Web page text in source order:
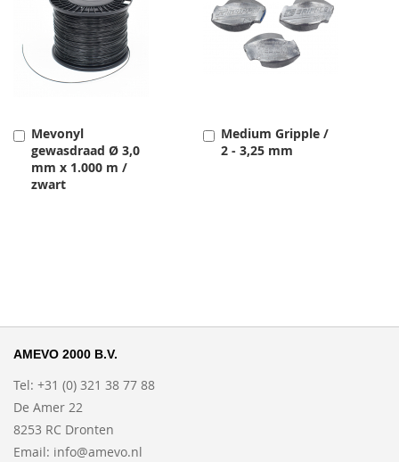
Mevonyl
gewasdraad Ø 3,0
mm x 1.000 m /
zwart
Toevoegen
Medium Gripple /
2 - 3,25 mm
Toevoegen
AMEVO 2000 B.V.
Tel: +31 (0) 321 38 77 88
De Amer 22
8253 RC Dronten
Email: info@amevo.nl